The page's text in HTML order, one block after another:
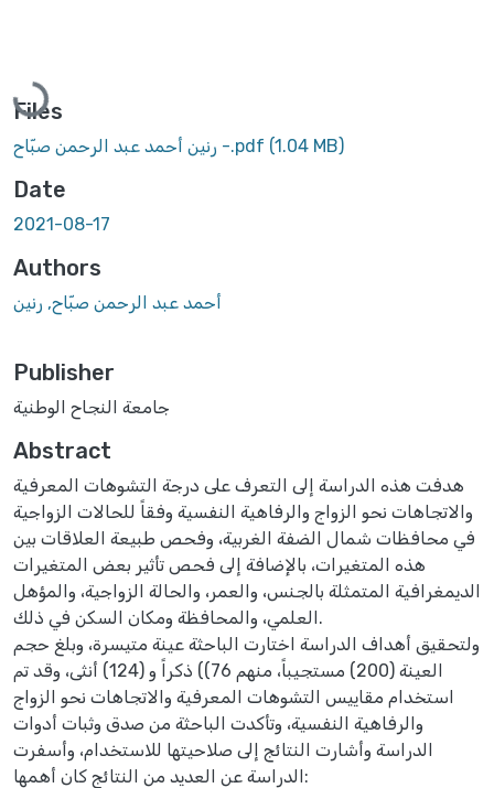
Loading...
Files
رنين أحمد عبد الرحمن صبّاح -.pdf (1.04 MB)
Date
2021-08-17
Authors
أحمد عبد الرحمن صبّاح, رنين
Publisher
جامعة النجاح الوطنية
Abstract
هدفت هذه الدراسة إلى التعرف على درجة التشوهات المعرفية
والاتجاهات نحو الزواج والرفاهية النفسية وفقاً للحالات الزواجية
في محافظات شمال الضفة الغربية، وفحص طبيعة العلاقات بين
هذه المتغيرات، بالإضافة إلى فحص تأثير بعض المتغيرات
الديمغرافية المتمثلة بالجنس، والعمر، والحالة الزواجية، والمؤهل
العلمي، والمحافظة ومكان السكن في ذلك.
ولتحقيق أهداف الدراسة اختارت الباحثة عينة متيسرة، وبلغ حجم
العينة (200) مستجيباً، منهم 76)) ذكراً و (124) أنثى، وقد تم
استخدام مقاييس التشوهات المعرفية والاتجاهات نحو الزواج
والرفاهية النفسية، وتأكدت الباحثة من صدق وثبات أدوات
الدراسة وأشارت النتائج إلى صلاحيتها للاستخدام، وأسفرت
الدراسة عن العديد من النتائج كان أهمها: